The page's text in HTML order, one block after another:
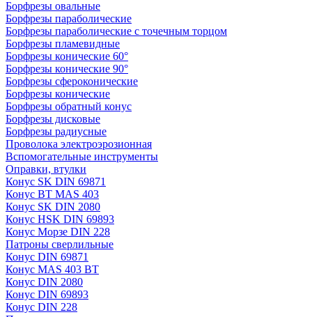
Борфрезы овальные
Борфрезы параболические
Борфрезы параболические с точечным торцом
Борфрезы пламевидные
Борфрезы конические 60°
Борфрезы конические 90°
Борфрезы сфероконические
Борфрезы конические
Борфрезы обратный конус
Борфрезы дисковые
Борфрезы радиусные
Проволока электроэрозионная
Вспомогательные инструменты
Оправки, втулки
Конус SK DIN 69871
Конус BT MAS 403
Конус SK DIN 2080
Конус HSK DIN 69893
Конус Морзе DIN 228
Патроны сверлильные
Конус DIN 69871
Конус MAS 403 BT
Конус DIN 2080
Конус DIN 69893
Конус DIN 228